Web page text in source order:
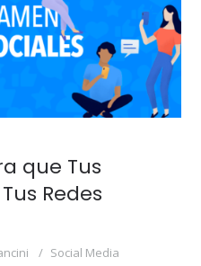
que Tus
Redes
Social Media